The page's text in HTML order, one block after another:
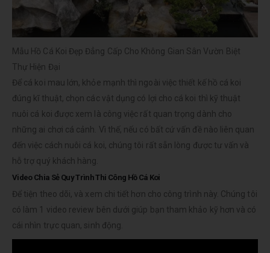
Mẫu Hồ Cá Koi Đẹp Đẳng Cấp Cho Không Gian Sân Vườn Biệt
Thự Hiện Đại
Để cá koi mau lớn, khỏe mạnh thì ngoài việc thiết kế hồ cá koi
đúng kĩ thuật, chọn các vật dụng có lợi cho cá koi thì kỹ thuật
nuôi cá koi được xem là công việc rất quan trọng dành cho
những ai chơi cá cảnh. Vì thế, nếu có bất cứ vấn đề nào liên quan
đến việc cách nuôi cá koi, chúng tôi rất sẵn lòng được tư vấn và
hỗ trợ quý khách hàng.
Video Chia Sẻ Quy Trình Thi Công Hồ Cá Koi
Để tiện theo dõi, và xem chi tiết hơn cho công trình này. Chúng tôi
có làm 1 video review bên dưới giúp bạn tham khảo kỹ hơn và có
cái nhìn trực quan, sinh động.